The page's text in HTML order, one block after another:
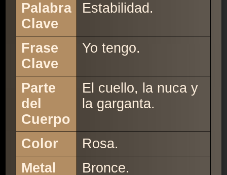
Palabra
Clave
Estabilidad.
Frase
Clave
Yo tengo.
Parte
del
Cuerpo
El cuello, la nuca y
la garganta.
Color
Rosa.
Metal
Bronce.